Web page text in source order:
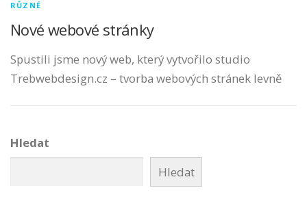
RŮZNÉ
Nové webové stránky
Spustili jsme nový web, který vytvořilo studio
Trebwebdesign.cz – tvorba webových stránek levně
Hledat
Hledat